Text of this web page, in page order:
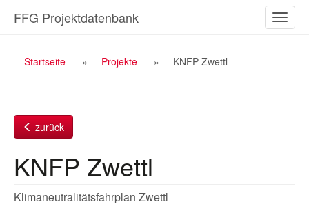
Inhalt
ein-/
FFG Projektdatenbank
Breadcrumb
Startseite Projekte KNFP Zwettl
zurück
KNFP Zwettl
Klimaneutralitätsfahrplan Zwettl